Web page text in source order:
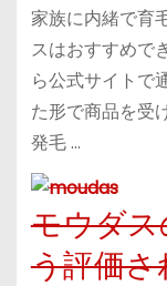
家族に内緒で育
スはおすすめで
ら公式サイトで
た形で商品を受
発毛 …
モウダ
う評価さ